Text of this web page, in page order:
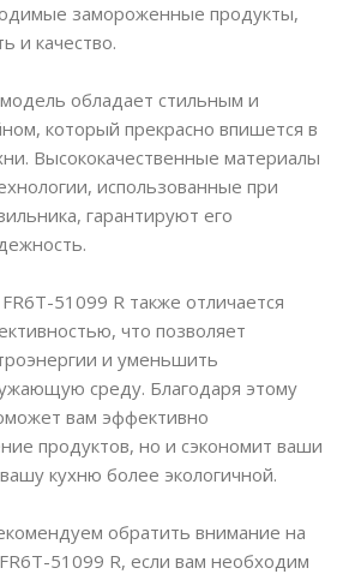
замороженные продукты,
и качество.
обладает стильным и
который прекрасно впишется в
Высококачественные материалы
использованные при
гарантируют его
51099 R также отличается
что позволяет
и уменьшить
среду. Благодаря этому
вам эффективно
продуктов, но и сэкономит ваши
кухню более экологичной.
обратить внимание на
51099 R, если вам необходим